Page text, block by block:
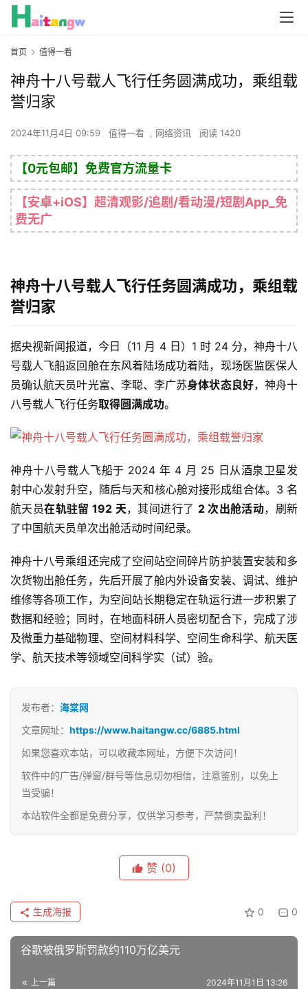
首页 值得一看
神舟十八号载人飞行任务圆满成功，乘组载
誉归家
2024年11月4日 09:59 值得一看 , 网络资讯 阅读 1420
【0元包邮】免费官方流量卡
【安卓+iOS】超清观影/追剧/看动漫/短剧App_免
费无广
神舟十八号载人飞行任务圆满成功，乘组载
誉归家
据央视新闻报道，今日（11 月 4 日）1 时 24 分，神舟十八
号载人飞船返回舱在东风着陆场成功着陆，现场医监医保人
员确认航天员叶光富、李聪、李广苏身体状态良好，神舟十
八号载人飞行任务取得圆满成功。
神舟十八号载人飞船于 2024 年 4 月 25 日从酒泉卫星发
射中心发射升空，随后与天和核心舱对接形成组合体。3 名
航天员在轨驻留 192 天，其间进行了 2 次出舱活动，刷新
了中国航天员单次出舱活动时间纪录。
神舟十八号乘组还完成了空间站空间碎片防护装置安装和多
次货物出舱任务，先后开展了舱内外设备安装、调试、维护
维修等各项工作，为空间站长期稳定在轨运行进一步积累了
数据和经验；同时，在地面科研人员密切配合下，完成了涉
及微重力基础物理、空间材料科学、空间生命科学、航天医
学、航天技术等领域空间科学实（试）验。
发布者： 海棠网
文章网址： https://www.haitangw.cc/6885.html
如果您喜欢本站，可以收藏本网址，方便下次访问！
软件中的广告/弹窗/群号等信息切勿相信，注意鉴别，以免上
当受骗！
本站软件全都是免费分享，仅供学习参考，严禁倒卖盈利！
赞 (0)
0 0
生成海报
谷歌被俄罗斯罚款约110万亿美元
上一篇 2024年11月1日 13:26